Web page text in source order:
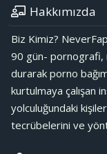
Hakkımızda
Biz Kimiz?
90 gün- pornografi,
durarak porno
kurtulmaya çalışan
yolculuğundaki
tecrübelerini ve